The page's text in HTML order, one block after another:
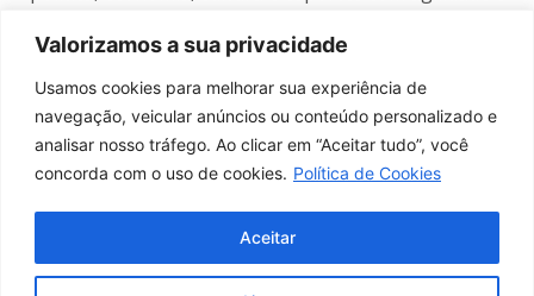
Valorizamos a sua privacidade
Usamos cookies para melhorar sua experiência de
navegação, veicular anúncios ou conteúdo personalizado e
analisar nosso tráfego. Ao clicar em “Aceitar tudo”, você
concorda com o uso de cookies. Política de Cookies
Aceitar
SIGA-NOS